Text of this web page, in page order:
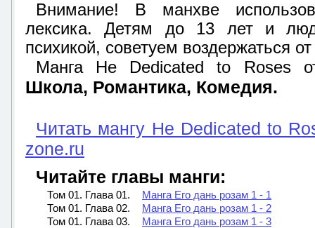
Внимание! В манхве
лексика. Детям до 13 лет и
психикой, советуем воздержаться
Манга He Dedicated to Roses
Школа, Романтика, Комедия.
Читать мангу He Dedicated to
zone.ru
Читайте главы манги:
Том 01. Глава 01.
Манга Его дань розам 1 - 1
Том 01. Глава 02.
Манга Его дань розам 1 - 2
Том 01. Глава 03.
Манга Его дань розам 1 - 3